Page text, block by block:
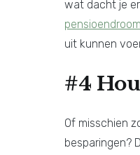
wat dacht je
pensioendroom
uit kunnen
#4
Of misschien
besparingen?